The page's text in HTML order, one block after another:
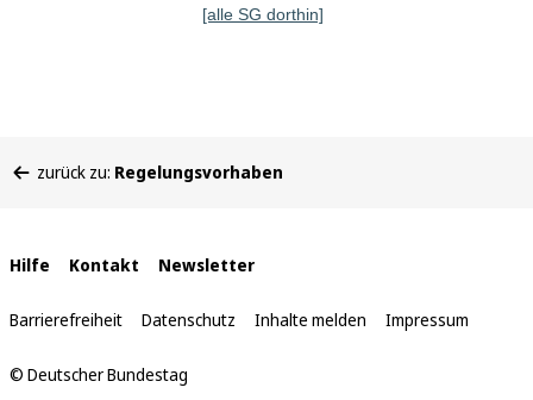
[alle SG dorthin]
befinden
zurück zu: Regelungsvorhaben
Interne
Links
Hilfe Kontakt Newsletter
Barrierefreiheit Datenschutz Inhalte melden Impressum
© Deutscher Bundestag